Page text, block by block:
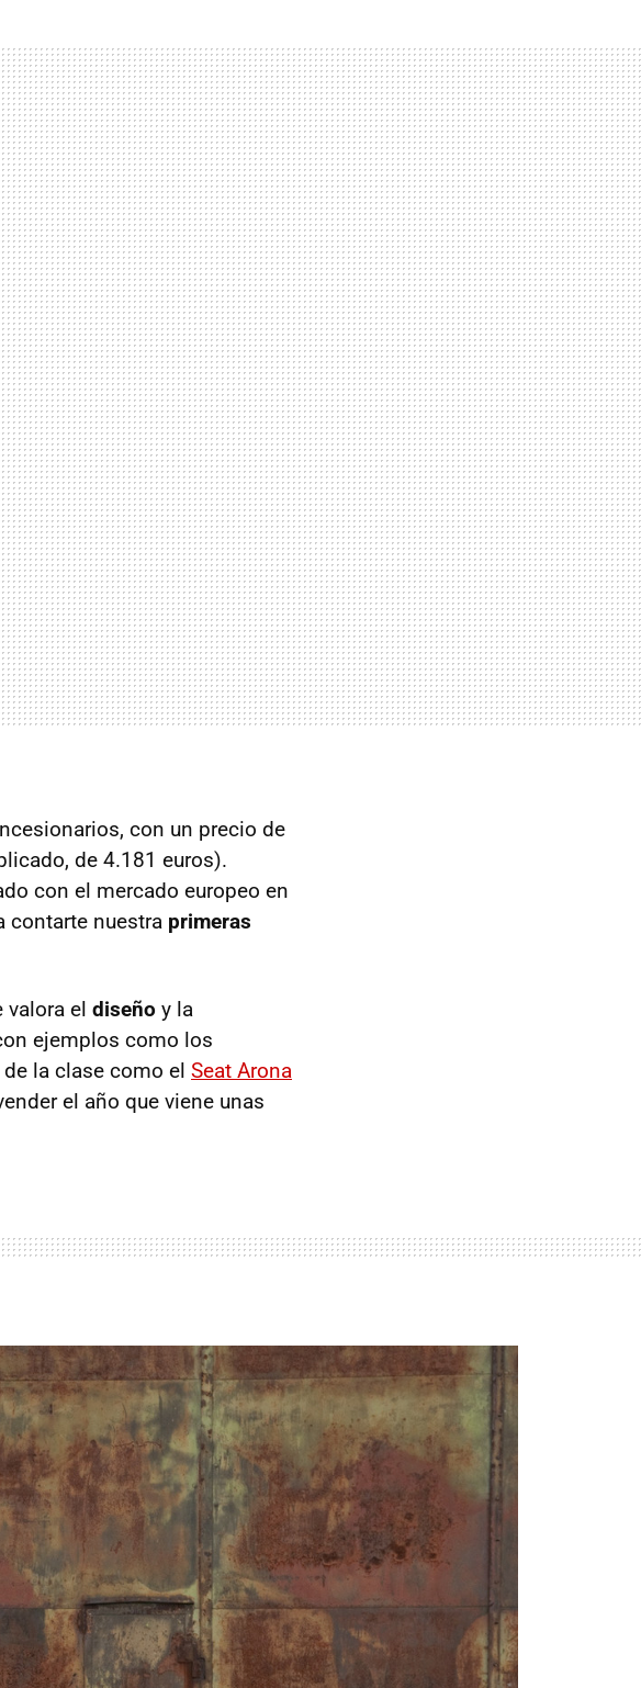
con un precio de
de 4.181 euros).
con el mercado europeo en
contarte nuestra primeras
valora el diseño y la
ejemplos como los
la clase como el Seat Arona
el año que viene unas